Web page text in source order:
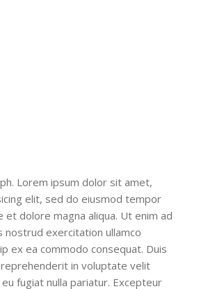
Lorem ipsum dolor sit amet,
elit, sed do eiusmod tempor
et dolore magna aliqua. Ut enim ad
nostrud exercitation ullamco
ex ea commodo consequat. Duis
in voluptate velit
fugiat nulla pariatur. Excepteur